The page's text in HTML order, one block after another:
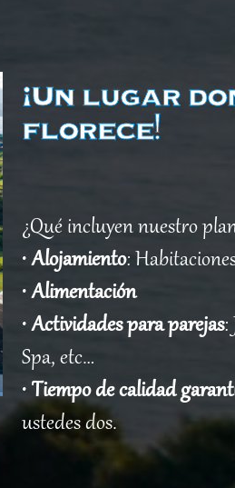
¡Un lugar
florece!
¿Qué incluyen nuestro
•Alojamiento:
•Alimentación
•Actividades para parejas:
Spa, etc…
• Tiempo de calidad
ustedes dos.